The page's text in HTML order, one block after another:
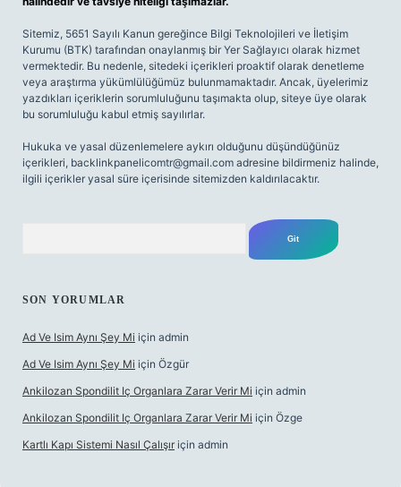
Sitemiz, 5651 Sayılı Kanun gereğince Bilgi Teknolojileri ve İletişim
Kurumu (BTK) tarafından onaylanmış bir Yer Sağlayıcı olarak hizmet
vermektedir. Bu nedenle, sitedeki içerikleri proaktif olarak denetleme
veya araştırma yükümlülüğümüz bulunmamaktadır. Ancak, üyelerimiz
yazdıkları içeriklerin sorumluluğunu taşımakta olup, siteye üye olarak
bu sorumluluğu kabul etmiş sayılırlar.
Hukuka ve yasal düzenlemelere aykırı olduğunu düşündüğünüz
içerikleri, backlinkpanelicomtr@gmail.com adresine bildirmeniz halinde,
ilgili içerikler yasal süre içerisinde sitemizden kaldırılacaktır.
SON YORUMLAR
Ad Ve Isim Aynı Şey Mi için admin
Ad Ve Isim Aynı Şey Mi için Özgür
Ankilozan Spondilit Iç Organlara Zarar Verir Mi için admin
Ankilozan Spondilit Iç Organlara Zarar Verir Mi için Özge
Kartlı Kapı Sistemi Nasıl Çalışır için admin